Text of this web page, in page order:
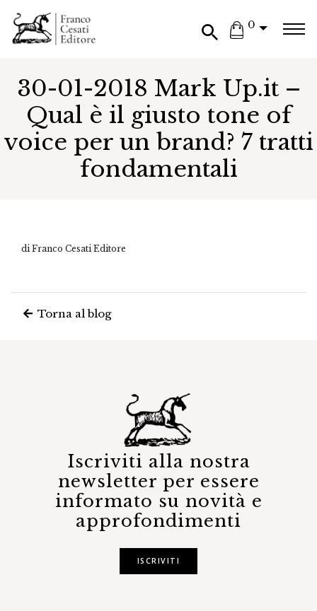
0
30-01-2018 Mark Up.it –
Qual è il giusto tone of
voice per un brand? 7 tratti
fondamentali
di Franco Cesati Editore
Torna al blog
Iscriviti alla nostra
newsletter per essere
informato su novità e
approfondimenti
ISCRIVITI